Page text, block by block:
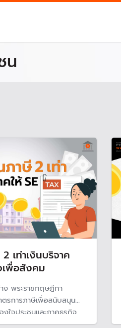
น
เท่าเงินบริจาค
เพื่อสังคม
ง พระราชกฤษฎีกา
รการภาษีเพื่อสนับสนุน
ใจประชนและภาคธุรกิจ
ห้วิสาหกิจเพื่อสังคม ลด